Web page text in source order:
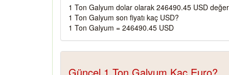
1 Ton Galyum dolar olarak 246490.45 USD
1 Ton Galyum son fiyatı kaç USD?
1 Ton Galyum = 246490.45 USD